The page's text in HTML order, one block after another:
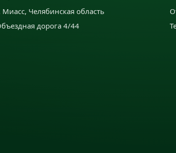
Миасс, Челябинская область
дорога 4/44